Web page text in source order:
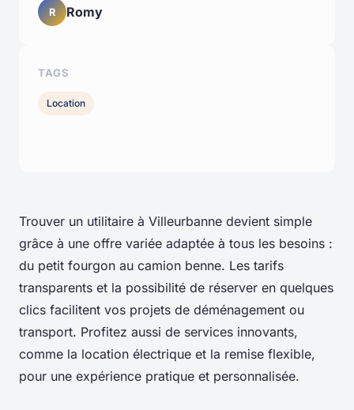
Trouver un utilitaire à Villeurbanne devient simple
grâce à une offre variée adaptée à tous les besoins :
du petit fourgon au camion benne. Les tarifs
transparents et la possibilité de réserver en quelques
clics facilitent vos projets de déménagement ou
transport. Profitez aussi de services innovants,
comme la location électrique et la remise flexible,
pour une expérience pratique et personnalisée.
R Romy
TAGS
Location